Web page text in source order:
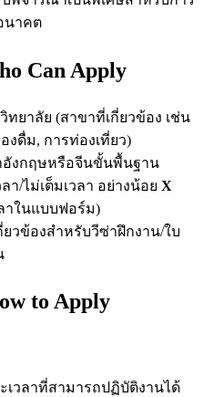
นาคต
Can Apply
ยาลัย (สาขาที่เกี่ยวข้อง เช่น
งดื่ม, การท่องเที่ยว)
งกฤษหรือจีนขั้นพื้นฐาน
า/ไม่เต็มเวลา อย่างน้อย X
าในแบบฟอร์ม)
วข้องสำหรับวีซ่าฝึกงาน/ใบ
to Apply
เวลาที่สามารถปฏิบัติงานได้